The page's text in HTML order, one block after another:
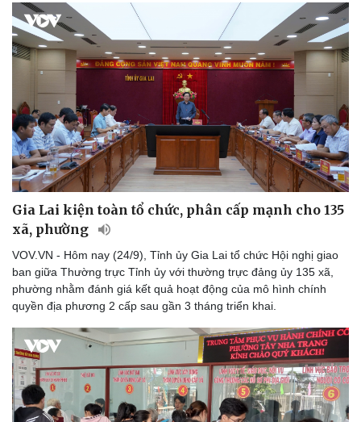
Thể thao
Bóng đá
Lịch thi đấu bóng đá
Thế giới thể thao
Ô tô - Xe máy
Ô tô
Xe máy
Tư vấn
Gia Lai kiện toàn tổ chức, phân cấp mạnh cho 135
xã, phường
VOV.VN - Hôm nay (24/9), Tỉnh ủy Gia Lai tổ chức Hội nghị giao
ban giữa Thường trực Tỉnh ủy với thường trực đảng ủy 135 xã,
phường nhằm đánh giá kết quả hoạt động của mô hình chính
quyền địa phương 2 cấp sau gần 3 tháng triển khai.